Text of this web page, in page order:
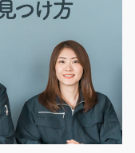
す/y08_01320
トです！！電子基